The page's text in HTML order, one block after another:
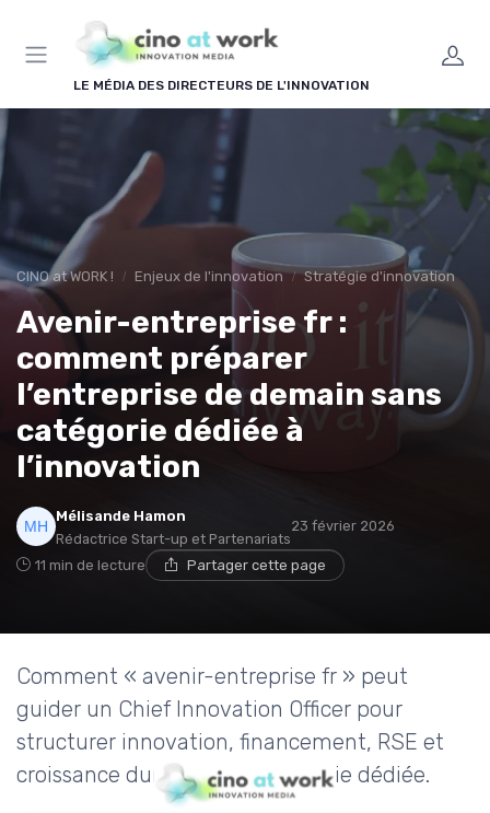
LE MÉDIA DES DIRECTEURS DE L'INNOVATION
CINO at WORK ! Enjeux de l'innovation Stratégie d'innovation
Avenir-entreprise fr :
comment préparer
l’entreprise de demain sans
catégorie dédiée à
l’innovation
Mélisande Hamon
Rédactrice Start-up et Partenariats
23 février 2026
11 min de lecture Partager cette page
Comment « avenir-entreprise fr » peut
guider un Chief Innovation Officer pour
structurer innovation, financement, RSE et
croissance durable sans catégorie dédiée.